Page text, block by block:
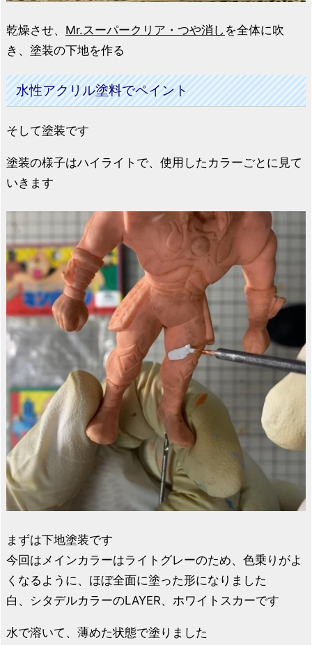
乾燥させ、 Mr.スーパークリア・つや消し を全体に吹
き、塗装の下地を作る
水性アクリル塗料でペイント
そして塗装です
塗装の様子はハイライトで、使用したカラーごとに見て
いきます
まずは下地塗装です
今回はメインカラーはライトグレーのため、色乗りがよ
くなるように、ほぼ全面に塗った形になりました
白、シタデルカラーのLAYER、ホワイトスカーです
水で溶いて、薄めた状態で塗りました